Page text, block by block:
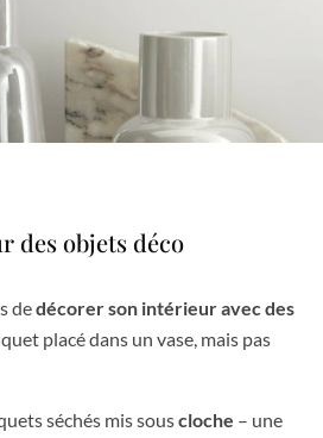
des objets déco
dedécorer son intérieur avec des
placé dans un vase, mais pas
séchés mis souscloche – une